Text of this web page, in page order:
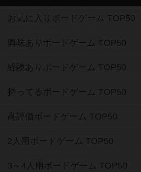
お気に入りボードゲーム TOP50
興味ありボードゲーム TOP50
経験ありボードゲーム TOP50
持ってるボードゲーム TOP50
高評価ボードゲーム TOP50
2人用ボードゲーム TOP50
3～4人用ボードゲーム TOP50